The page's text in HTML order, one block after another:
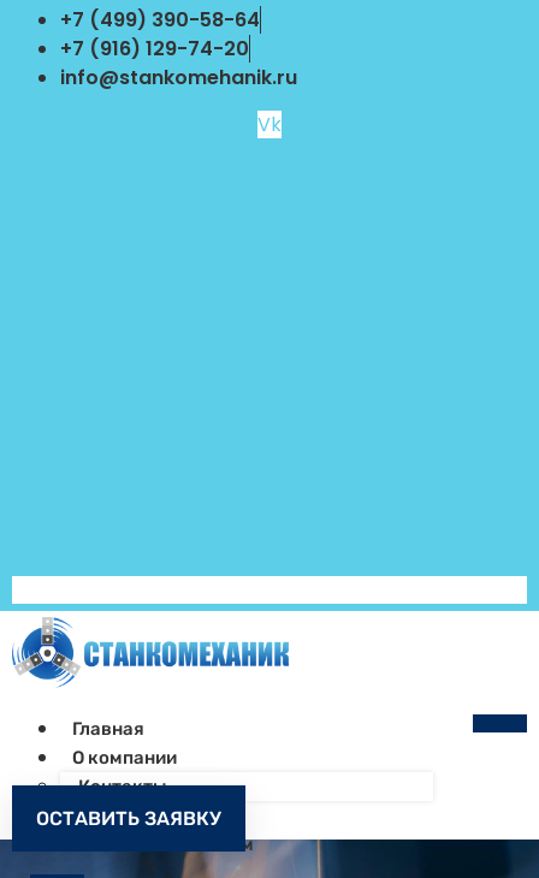
Перейти
содержимому
+7 (499) 390-58-64
+7 (916) 129-74-20
info@stankomehanik.ru
Vk
Главная
О компании
Контакты
Как заказать
Запчасти к станкам
ОСТАВИТЬ ЗАЯВКУ